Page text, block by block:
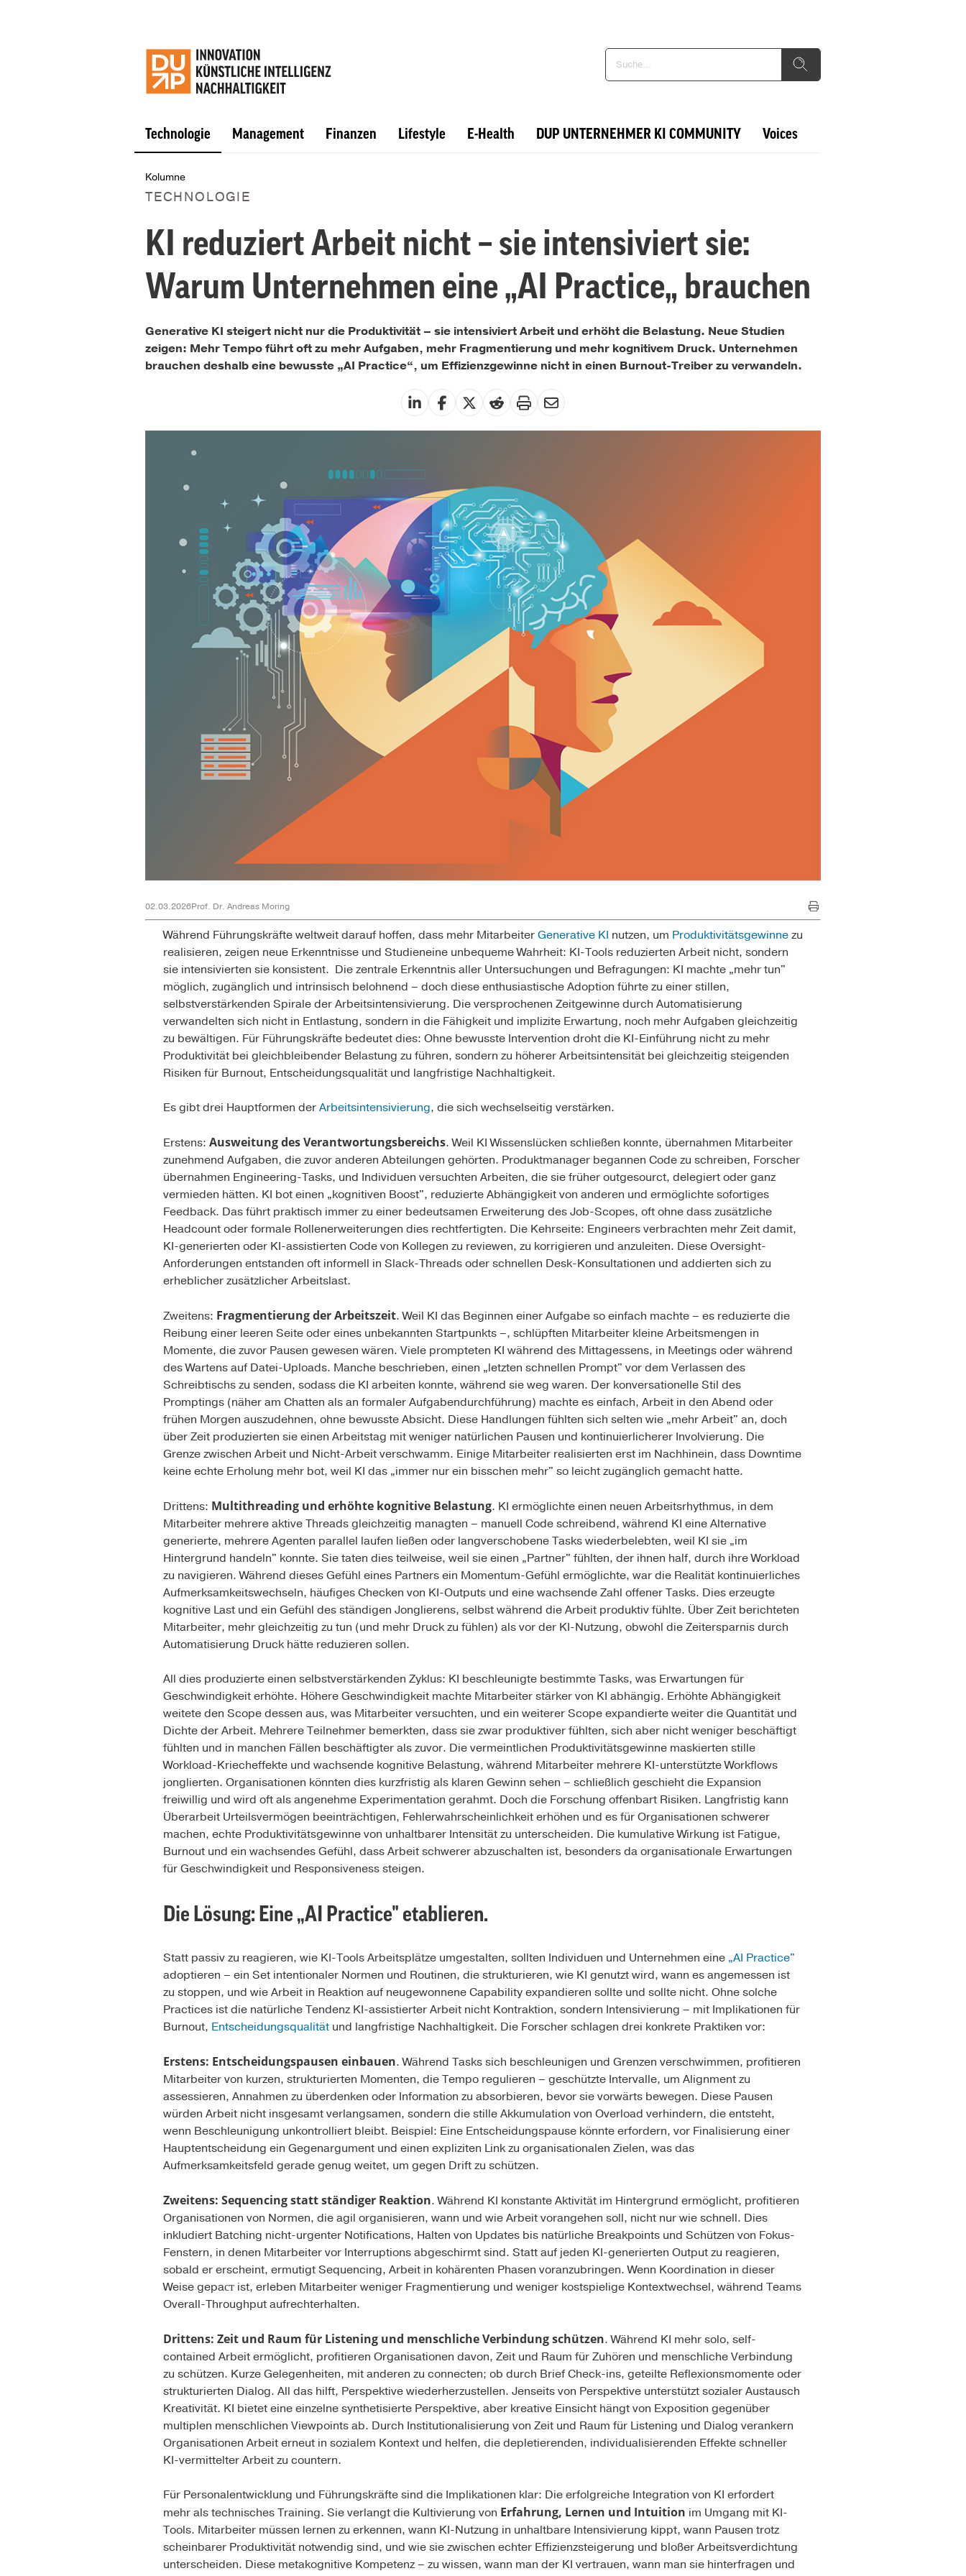
Technologie Management Finanzen Lifestyle E-Health DUP UNTERNEHMER KI COMMUNITY Voices
Kolumne
TECHNOLOGIE
KI reduziert Arbeit nicht – sie intensiviert sie:
Warum Unternehmen eine „AI Practice„ brauchen
Generative KI steigert nicht nur die Produktivität – sie intensiviert Arbeit und erhöht die Belastung. Neue Studien
zeigen: Mehr Tempo führt oft zu mehr Aufgaben, mehr Fragmentierung und mehr kognitivem Druck. Unternehmen
brauchen deshalb eine bewusste „AI Practice“, um Effizienzgewinne nicht in einen Burnout-Treiber zu verwandeln.
02.03.2026Prof. Dr. Andreas Moring
Während Führungskräfte weltweit darauf hoffen, dass mehr MitarbeiterGenerative KI nutzen, um Produktivitätsgewinnezu
realisieren, zeigen neue Erkenntnisse und Studieneine unbequeme Wahrheit: KI-Tools reduzierten Arbeit nicht, sondern
sie intensivierten sie konsistent. Die zentrale Erkenntnis aller Untersuchungen und Befragungen: KI machte „mehr tun"
möglich, zugänglich und intrinsisch belohnend – doch diese enthusiastische Adoption führte zu einer stillen,
selbstverstärkenden Spirale der Arbeitsintensivierung. Die versprochenen Zeitgewinne durch Automatisierung
verwandelten sich nicht in Entlastung, sondern in die Fähigkeit und implizite Erwartung, noch mehr Aufgaben gleichzeitig
zu bewältigen. Für Führungskräfte bedeutet dies: Ohne bewusste Intervention droht die KI-Einführung nicht zu mehr
Produktivität bei gleichbleibender Belastung zu führen, sondern zu höherer Arbeitsintensität bei gleichzeitig steigenden
Risiken für Burnout, Entscheidungsqualität und langfristige Nachhaltigkeit.
Es gibt drei Hauptformen derArbeitsintensivierung, die sich wechselseitig verstärken.
Erstens: Ausweitung des Verantwortungsbereichs. Weil KI Wissenslücken schließen konnte, übernahmen Mitarbeiter
zunehmend Aufgaben, die zuvor anderen Abteilungen gehörten. Produktmanager begannen Code zu schreiben, Forscher
übernahmen Engineering-Tasks, und Individuen versuchten Arbeiten, die sie früher outgesourct, delegiert oder ganz
vermieden hätten. KI bot einen „kognitiven Boost", reduzierte Abhängigkeit von anderen und ermöglichte sofortiges
Feedback. Das führt praktisch immer zu einer bedeutsamen Erweiterung des Job-Scopes, oft ohne dass zusätzliche
Headcount oder formale Rollenerweiterungen dies rechtfertigten. Die Kehrseite: Engineers verbrachten mehr Zeit damit,
KI-generierten oder KI-assistierten Code von Kollegen zu reviewen, zu korrigieren und anzuleiten. Diese Oversight-
Anforderungen entstanden oft informell in Slack-Threads oder schnellen Desk-Konsultationen und addierten sich zu
erheblicher zusätzlicher Arbeitslast.
Zweitens: Fragmentierung der Arbeitszeit. Weil KI das Beginnen einer Aufgabe so einfach machte – es reduzierte die
Reibung einer leeren Seite oder eines unbekannten Startpunkts –, schlüpften Mitarbeiter kleine Arbeitsmengen in
Momente, die zuvor Pausen gewesen wären. Viele prompteten KI während des Mittagessens, in Meetings oder während
des Wartens auf Datei-Uploads. Manche beschrieben, einen „letzten schnellen Prompt" vor dem Verlassen des
Schreibtischs zu senden, sodass die KI arbeiten konnte, während sie weg waren. Der konversationelle Stil des
Promptings (näher am Chatten als an formaler Aufgabendurchführung) machte es einfach, Arbeit in den Abend oder
frühen Morgen auszudehnen, ohne bewusste Absicht. Diese Handlungen fühlten sich selten wie „mehr Arbeit" an, doch
über Zeit produzierten sie einen Arbeitstag mit weniger natürlichen Pausen und kontinuierlicherer Involvierung. Die
Grenze zwischen Arbeit und Nicht-Arbeit verschwamm. Einige Mitarbeiter realisierten erst im Nachhinein, dass Downtime
keine echte Erholung mehr bot, weil KI das „immer nur ein bisschen mehr" so leicht zugänglich gemacht hatte.
Drittens: Multithreading und erhöhte kognitive Belastung. KI ermöglichte einen neuen Arbeitsrhythmus, in dem
Mitarbeiter mehrere aktive Threads gleichzeitig managten – manuell Code schreibend, während KI eine Alternative
generierte, mehrere Agenten parallel laufen ließen oder langverschobene Tasks wiederbelebten, weil KI sie „im
Hintergrund handeln" konnte. Sie taten dies teilweise, weil sie einen „Partner" fühlten, der ihnen half, durch ihre Workload
zu navigieren. Während dieses Gefühl eines Partners ein Momentum-Gefühl ermöglichte, war die Realität kontinuierliches
Aufmerksamkeitswechseln, häufiges Checken von KI-Outputs und eine wachsende Zahl offener Tasks. Dies erzeugte
kognitive Last und ein Gefühl des ständigen Jonglierens, selbst während die Arbeit produktiv fühlte. Über Zeit berichteten
Mitarbeiter, mehr gleichzeitig zu tun (und mehr Druck zu fühlen) als vor der KI-Nutzung, obwohl die Zeitersparnis durch
Automatisierung Druck hätte reduzieren sollen.
All dies produzierte einen selbstverstärkenden Zyklus: KI beschleunigte bestimmte Tasks, was Erwartungen für
Geschwindigkeit erhöhte. Höhere Geschwindigkeit machte Mitarbeiter stärker von KI abhängig. Erhöhte Abhängigkeit
weitete den Scope dessen aus, was Mitarbeiter versuchten, und ein weiterer Scope expandierte weiter die Quantität und
Dichte der Arbeit. Mehrere Teilnehmer bemerkten, dass sie zwar produktiver fühlten, sich aber nicht weniger beschäftigt
fühlten und in manchen Fällen beschäftigter als zuvor. Die vermeintlichen Produktivitätsgewinne maskierten stille
Workload-Kriecheffekte und wachsende kognitive Belastung, während Mitarbeiter mehrere KI-unterstützte Workflows
jonglierten. Organisationen könnten dies kurzfristig als klaren Gewinn sehen – schließlich geschieht die Expansion
freiwillig und wird oft als angenehme Experimentation gerahmt. Doch die Forschung offenbart Risiken. Langfristig kann
Überarbeit Urteilsvermögen beeinträchtigen, Fehlerwahrscheinlichkeit erhöhen und es für Organisationen schwerer
machen, echte Produktivitätsgewinne von unhaltbarer Intensität zu unterscheiden. Die kumulative Wirkung ist Fatigue,
Burnout und ein wachsendes Gefühl, dass Arbeit schwerer abzuschalten ist, besonders da organisationale Erwartungen
für Geschwindigkeit und Responsiveness steigen.
Die Lösung: Eine „AI Practice" etablieren.
Statt passiv zu reagieren, wie KI-Tools Arbeitsplätze umgestalten, sollten Individuen und Unternehmen eine „AI Practice"
adoptieren – ein Set intentionaler Normen und Routinen, die strukturieren, wie KI genutzt wird, wann es angemessen ist
zu stoppen, und wie Arbeit in Reaktion auf neugewonnene Capability expandieren sollte und sollte nicht. Ohne solche
Practices ist die natürliche Tendenz KI-assistierter Arbeit nicht Kontraktion, sondern Intensivierung – mit Implikationen für
Burnout, Entscheidungsqualität und langfristige Nachhaltigkeit. Die Forscher schlagen drei konkrete Praktiken vor:
Erstens: Entscheidungspausen einbauen. Während Tasks sich beschleunigen und Grenzen verschwimmen, profitieren
Mitarbeiter von kurzen, strukturierten Momenten, die Tempo regulieren – geschützte Intervalle, um Alignment zu
assessieren, Annahmen zu überdenken oder Information zu absorbieren, bevor sie vorwärts bewegen. Diese Pausen
würden Arbeit nicht insgesamt verlangsamen, sondern die stille Akkumulation von Overload verhindern, die entsteht,
wenn Beschleunigung unkontrolliert bleibt. Beispiel: Eine Entscheidungspause könnte erfordern, vor Finalisierung einer
Hauptentscheidung ein Gegenargument und einen expliziten Link zu organisationalen Zielen, was das
Aufmerksamkeitsfeld gerade genug weitet, um gegen Drift zu schützen.
Zweitens: Sequencing statt ständiger Reaktion. Während KI konstante Aktivität im Hintergrund ermöglicht, profitieren
Organisationen von Normen, die agil organisieren, wann und wie Arbeit vorangehen soll, nicht nur wie schnell. Dies
inkludiert Batching nicht-urgenter Notifications, Halten von Updates bis natürliche Breakpoints und Schützen von Fokus-
Fenstern, in denen Mitarbeiter vor Interruptions abgeschirmt sind. Statt auf jeden KI-generierten Output zu reagieren,
sobald er erscheint, ermutigt Sequencing, Arbeit in kohärenten Phasen voranzubringen. Wenn Koordination in dieser
Weise gepaст ist, erleben Mitarbeiter weniger Fragmentierung und weniger kostspielige Kontextwechsel, während Teams
Overall-Throughput aufrechterhalten.
Drittens: Zeit und Raum für Listening und menschliche Verbindung schützen. Während KI mehr solo, self-
contained Arbeit ermöglicht, profitieren Organisationen davon, Zeit und Raum für Zuhören und menschliche Verbindung
zu schützen. Kurze Gelegenheiten, mit anderen zu connecten; ob durch Brief Check-ins, geteilte Reflexionsmomente oder
strukturierten Dialog. All das hilft, Perspektive wiederherzustellen. Jenseits von Perspektive unterstützt sozialer Austausch
Kreativität. KI bietet eine einzelne synthetisierte Perspektive, aber kreative Einsicht hängt von Exposition gegenüber
multiplen menschlichen Viewpoints ab. Durch Institutionalisierung von Zeit und Raum für Listening und Dialog verankern
Organisationen Arbeit erneut in sozialem Kontext und helfen, die depletierenden, individualisierenden Effekte schneller
KI-vermittelter Arbeit zu countern.
Für Personalentwicklung und Führungskräfte sind die Implikationen klar: Die erfolgreiche Integration von KI erfordert
mehr als technisches Training. Sie verlangt die Kultivierung von Erfahrung, Lernen und Intuition im Umgang mit KI-
Tools. Mitarbeiter müssen lernen zu erkennen, wann KI-Nutzung in unhaltbare Intensivierung kippt, wann Pausen trotz
scheinbarer Produktivität notwendig sind, und wie sie zwischen echter Effizienzsteigerung und bloßer Arbeitsverdichtung
unterscheiden. Diese metakognitive Kompetenz – zu wissen, wann man der KI vertrauen, wann man sie hinterfragen und